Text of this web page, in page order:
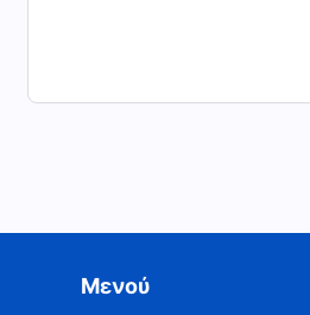
Μενού